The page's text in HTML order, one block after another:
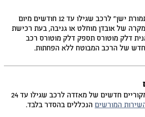
כיסוי של ״חדש תמורת ישן״ לרכב שגילו עד 12 חודשים מיום
של אובדן מוחלט או גניבה, בעת רכישת
דלק מוטורס תספק דלק מוטורס רכב
של הרכב המבוטח ללא הפחתות.
שימוש בחלפים מקוריים חדשים של מאזדה לרכב שגילו עד 24
המורשיםהנכללים בהסדר בלבד.